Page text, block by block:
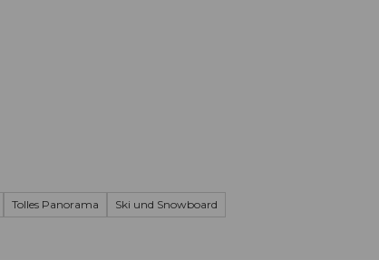
Tolles Panorama Ski und Snowboard